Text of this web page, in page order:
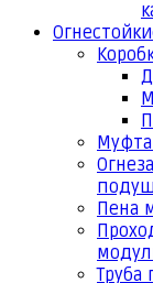
Пена
Труба